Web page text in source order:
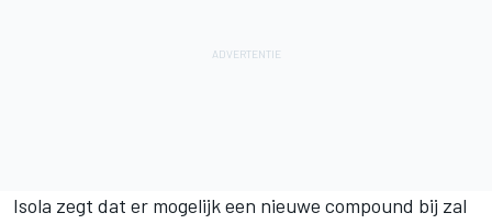
Isola zegt dat er mogelijk een nieuwe compound bij zal